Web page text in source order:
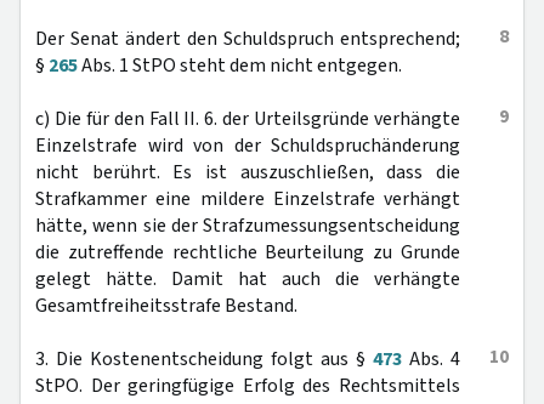
8
Der Senat ändert den Schuldspruch entsprechend;
§ 265Abs. 1 StPO steht dem nicht entgegen.
9
c) Die für den Fall II. 6. der Urteilsgründe verhängte
Einzelstrafe wird von der Schuldspruchänderung
nicht berührt. Es ist auszuschließen, dass die
Strafkammer eine mildere Einzelstrafe verhängt
hätte, wenn sie der Strafzumessungsentscheidung
die zutreffende rechtliche Beurteilung zu Grunde
gelegt hätte. Damit hat auch die verhängte
Gesamtfreiheitsstrafe Bestand.
10
3. Die Kostenentscheidung folgt aus § 473 Abs. 4
StPO. Der geringfügige Erfolg des Rechtsmittels